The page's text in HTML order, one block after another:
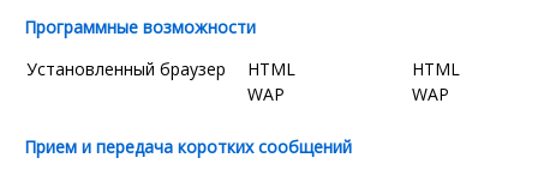
Программные возможности
Установленный браузер
HTML
WAP
HTML
WAP
Прием и передача коротких сообщений